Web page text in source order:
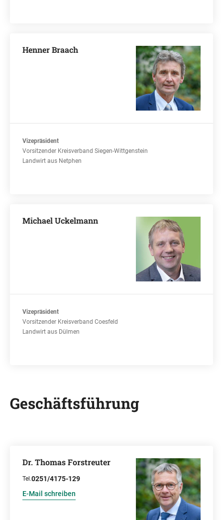
Henner Braach
Vizepräsident
Vorsitzender Kreisverband Siegen-Wittgenstein
Landwirt aus Netphen
Michael Uckelmann
Vizepräsident
Vorsitzender Kreisverband Coesfeld
Landwirt aus Dülmen
Geschäftsführung
Dr. Thomas Forstreuter
Tel.0251/4175-129
E-Mail schreiben